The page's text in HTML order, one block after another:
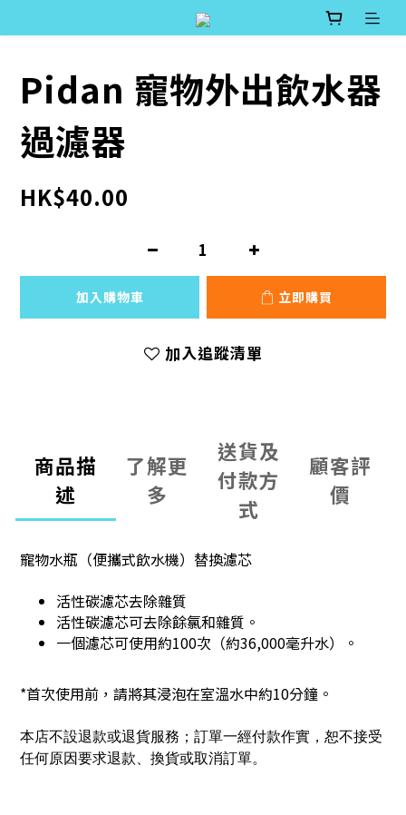
Pidan 寵物外出飲水器
過濾器
HK$40.00
加入購物車 立即購買
加入追蹤清單
商品描
述
了解更
多
送貨及
付款方
式
顧客評
價
寵物水瓶（便攜式飲水機）替換濾芯
活性碳濾芯去除雜質
活性碳濾芯可去除餘氯和雜質。
一個濾芯可使用約100次（約36,000毫升水）。
*首次使用前，請將其浸泡在室溫水中約10分鐘。
本店不設退款或退貨服務；訂單一經付款作實，恕不接受
任何原因要求退款、換貨或取消訂單。